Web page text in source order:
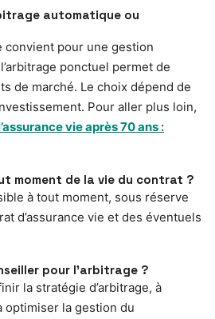
automatique ou
convient pour une gestion
ponctuel permet de
de marché. Le choix dépend de
Pour aller plus loin,
vie après 70 ans :
moment de la vie du contrat ?
à tout moment, sous réserve
d’assurance vie et des éventuels
pour l’arbitrage ?
la stratégie d’arbitrage, à
optimiser la gestion du